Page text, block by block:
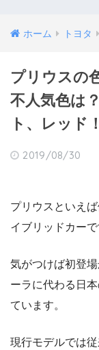
ホーム トヨタ
プリウスの
不人気色は
ト、レッド！
2019/08/30
プリウスといえ
イブリッドカーで
気がつけば初登
ーラに代わる日
ています。
現行モデルでは